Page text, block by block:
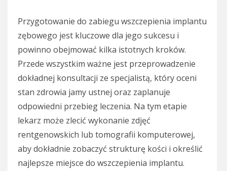
Przygotowanie do zabiegu wszczepienia implantu
zębowego jest kluczowe dla jego sukcesu i
powinno obejmować kilka istotnych kroków.
Przede wszystkim ważne jest przeprowadzenie
dokładnej konsultacji ze specjalistą, który oceni
stan zdrowia jamy ustnej oraz zaplanuje
odpowiedni przebieg leczenia. Na tym etapie
lekarz może zlecić wykonanie zdjęć
rentgenowskich lub tomografii komputerowej,
aby dokładnie zobaczyć strukturę kości i określić
najlepsze miejsce do wszczepienia implantu.